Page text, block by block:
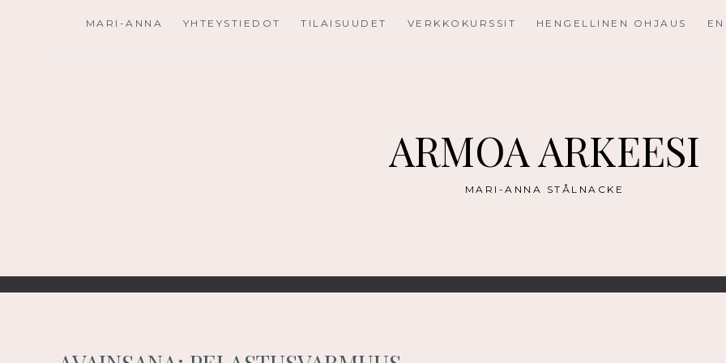
MARI-ANNA YHTEYSTIEDOT TILAISUUDET VERKKOKURSSIT HENGELLINEN OHJAUS
ARMOA ARKEESI
MARI-ANNA STÅLNACKE